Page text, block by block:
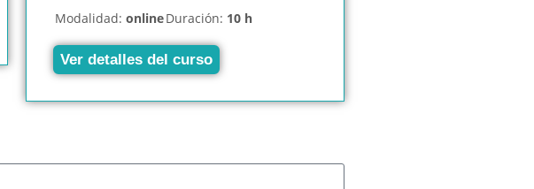
Modalidad: onlineDuración: 10 h
Ver detalles del curso